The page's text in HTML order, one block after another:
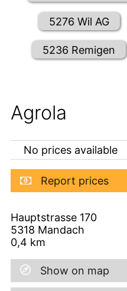
5276 Wil AG
5236 Remigen
Agrola
No prices available
Report prices
Hauptstrasse 170
5318 Mandach
0,4 km
Show on map